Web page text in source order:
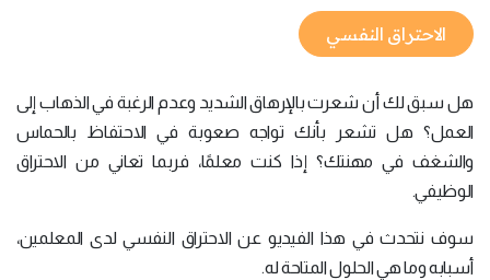
الاحتراق النفسي
هل سبق لك أن شعرت بالإرهاق الشديد وعدم الرغبة في الذهاب إلى
العمل؟ هل تشعر بأنك تواجه صعوبة في الاحتفاظ بالحماس
والشغف في مهنتك؟ إذا كنت معلمًا، فربما تعاني من الاحتراق
الوظيفي.
سوف نتحدث في هذا الفيديو عن الاحتراق النفسي لدى المعلمين،
أسبابه وما هي الحلول المتاحة له.